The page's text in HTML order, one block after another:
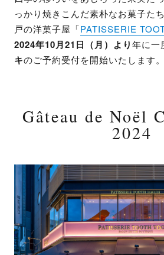
っかり焼きこんだ素朴なお菓子た
戸の洋菓子屋「PATISSERIE
2024年10月21日（月）より年に一
キのご予約受付を開始いたします。
Gâteau de Noël
2024